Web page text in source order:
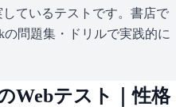
ているテストです。書店で
の問題集・ドリルで実践的に
Webテスト｜性格